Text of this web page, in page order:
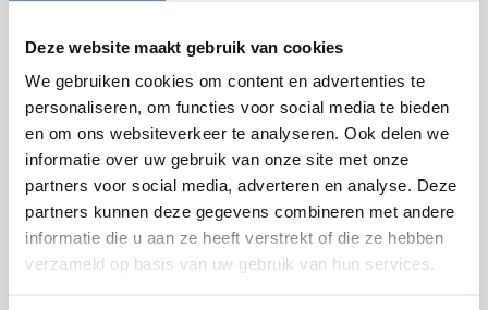
Deze website maakt gebruik van cookies
We gebruiken cookies om content en advertenties te
personaliseren, om functies voor social media te bieden
en om ons websiteverkeer te analyseren. Ook delen we
informatie over uw gebruik van onze site met onze
partners voor social media, adverteren en analyse. Deze
partners kunnen deze gegevens combineren met andere
informatie die u aan ze heeft verstrekt of die ze hebben
verzameld op basis van uw gebruik van hun services.
vanafNormale prijs
2,56 Speciale prijs
1,74
006007029 018 008
Parasol Solstice | Ø 150 cm |
UV-coating | Met draagtas
Bedrukken vanaf 6 stuks
Levering vanaf18 augustus
Bekijk